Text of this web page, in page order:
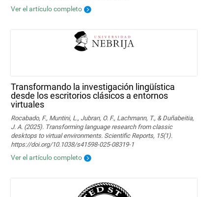
Ver el artículo completo
Transformando la investigación lingüística
desde los escritorios clásicos a entornos
virtuales
Rocabado, F., Muntini, L., Jubran, O. F., Lachmann, T., & Duñabeitia,
J. A. (2025). Transforming language research from classic
desktops to virtual environments. Scientific Reports, 15(1).
https://doi.org/10.1038/s41598-025-08319-1
Ver el artículo completo